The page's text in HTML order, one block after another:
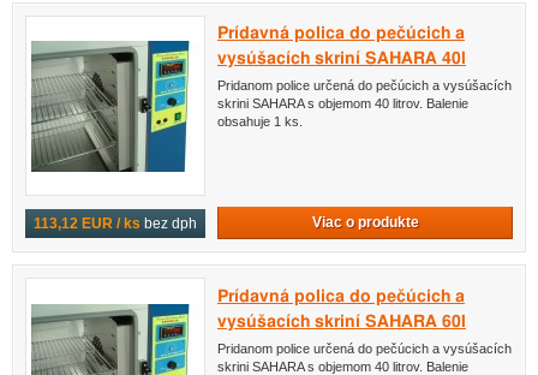
113,12 EUR / ks bez dph
Prídavná polica do pečúcich a
vysúšacích skriní SAHARA 40l
Pridanom police určená do pečúcich a vysúšacích
skrini SAHARA s objemom 40 litrov. Balenie
obsahuje 1 ks.
Viac o produkte
Prídavná polica do pečúcich a
vysúšacích skriní SAHARA 60l
Pridanom police určená do pečúcich a vysúšacích
skrini SAHARA s objemom 40 litrov. Balenie